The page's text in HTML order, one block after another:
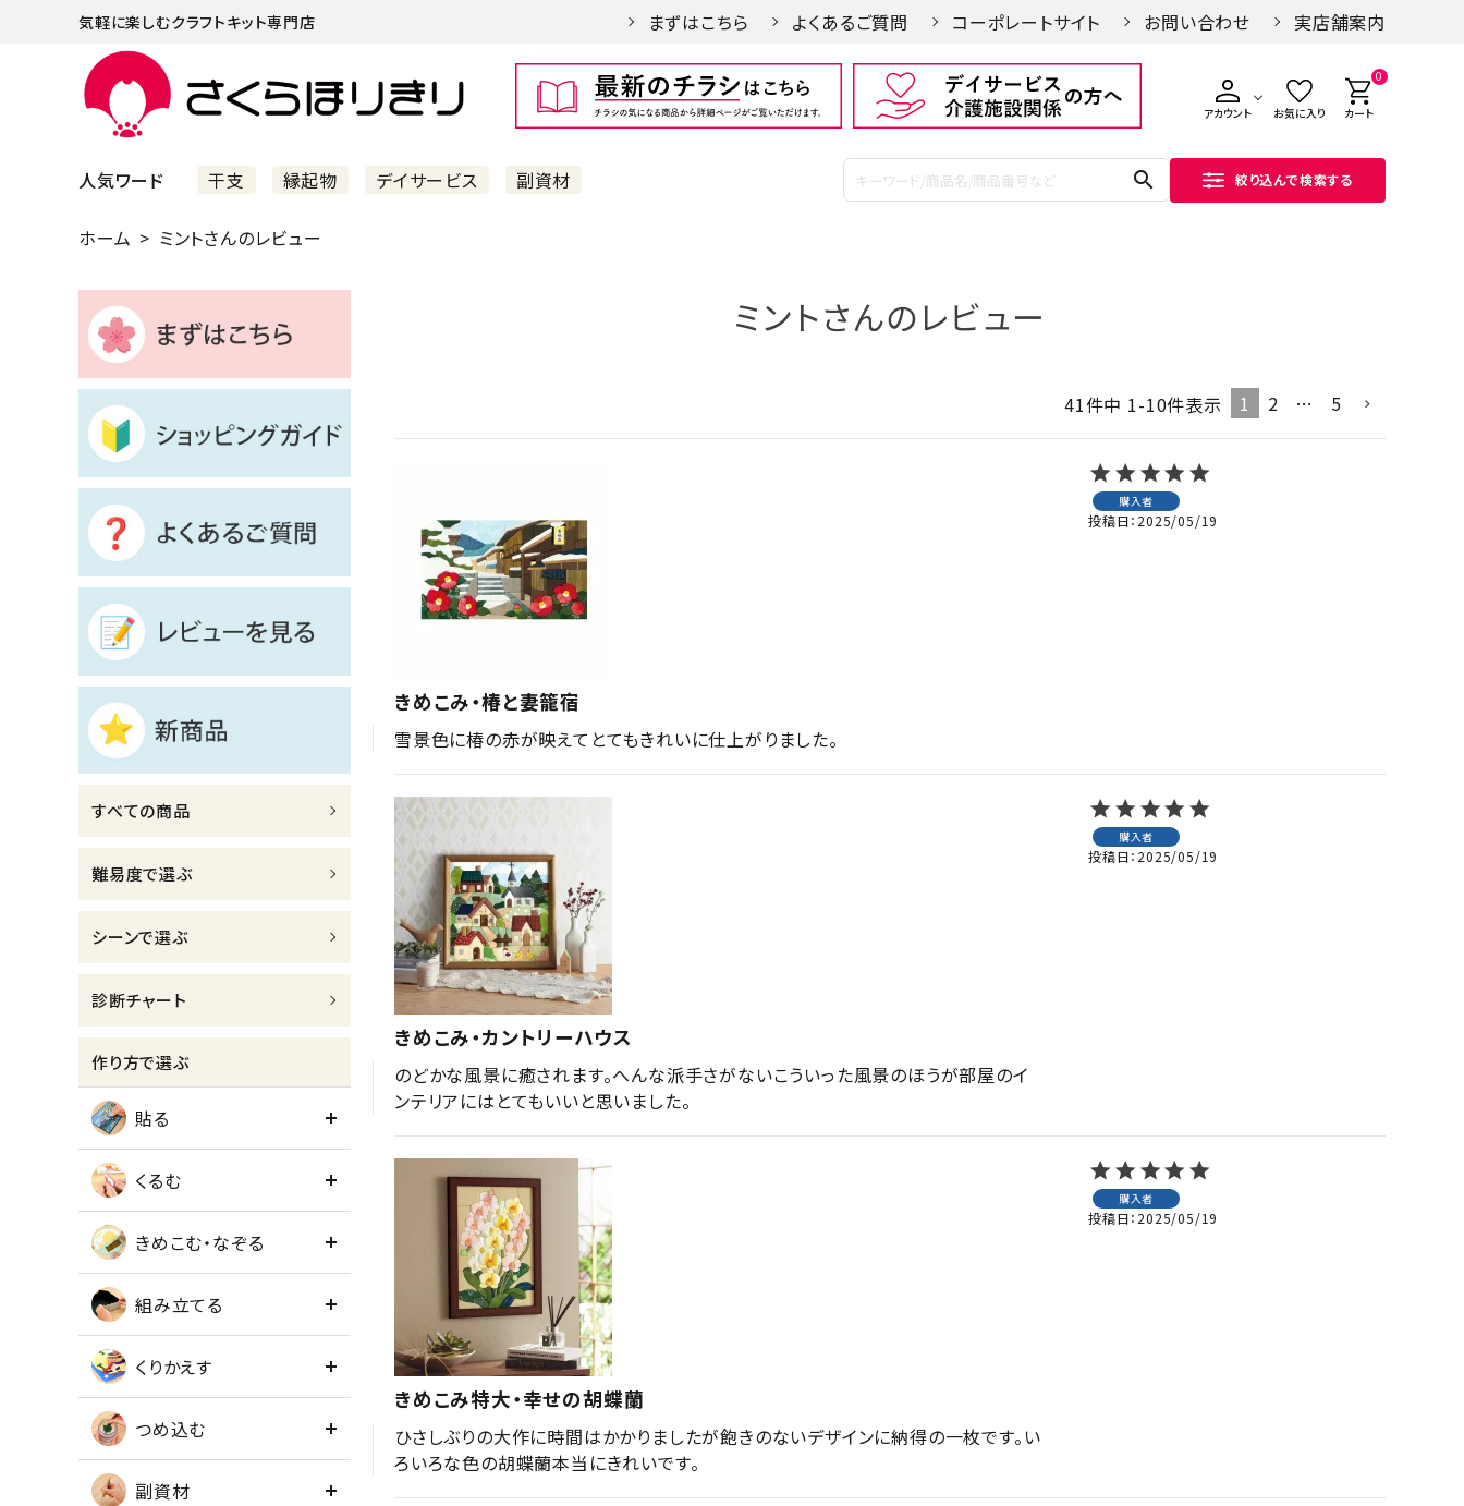
気軽に楽しむクラフトキット専門店 まずはこちら よくあるご質問 コーポレートサイト お問い合わせ 実店舗案内
アカウント お気に入り
0
カート
人気ワード 干支 縁起物 デイサービス 副資材 search 絞り込んで検索する
まずはこちら
ショッピングガイド
よくあるご質問
すべての商品
新着商品
診断チャート
ジャンルで選ぶ
レビューを見る
コーポレートサイト
実店舗案内
デイサービス／
お問い合わせ
ACCOUNT MENU
ログイン person
ホーム ミントさんのレビュー
すべての商品
難易度で選ぶ
シーンで選ぶ
診断チャート
作り方で選ぶ
貼る
くるむ
きめこむ・なぞる
組み立てる
くりかえす
つめ込む
副資材
ミントさんのレビュー
41件中 1-10件表示 1 2 … 5
きめこみ・椿と妻籠宿
購入者
投稿日 2025/05/19
雪景色に椿の赤が映えてとてもきれいに仕上がりました。
きめこみ・カントリーハウス
購入者
投稿日 2025/05/19
のどかな風景に癒されます。へんな派手さがないこういった風景のほうが部屋のイ
ンテリアにはとてもいいと思いました。
きめこみ特大・幸せの胡蝶蘭
購入者
投稿日 2025/05/19
ひさしぶりの大作に時間はかかりましたが飽きのないデザインに納得の一枚です。い
ろいろな色の胡蝶蘭本当にきれいです。